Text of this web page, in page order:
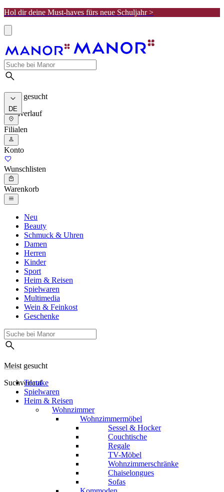
Hol dir deine Must-haves fürs neue Schuljahr >
Meist gesucht
Suchverlauf
DE
Filialen
Konto
Wunschlisten
Warenkorb
Neu
Beauty
Schmuck & Uhren
Damen
Herren
Kinder
Sport
Heim & Reisen
Spielwaren
Multimedia
Wein & Feinkost
Geschenke
Meist gesucht
Suchverlauf
Tectake
Spielwaren
Heim & Reisen
Wohnzimmer
Wohnzimmermöbel
Sessel & Hocker
Couchtische
Regale
TV-Möbel
Wohnzimmerschränke
Chaiselongues
Sofas